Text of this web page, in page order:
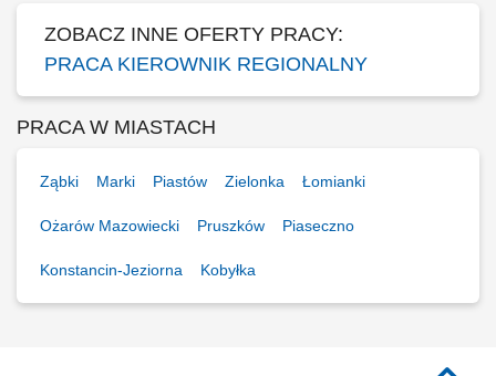
ZOBACZ INNE OFERTY PRACY:
PRACA KIEROWNIK REGIONALNY
PRACA W MIASTACH
Ząbki Marki Piastów Zielonka Łomianki
Ożarów Mazowiecki Pruszków Piaseczno
Konstancin-Jeziorna Kobyłka